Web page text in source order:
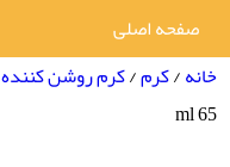
صفحه اصلی
خانه/کرم/کرم روشن کننده
65 ml